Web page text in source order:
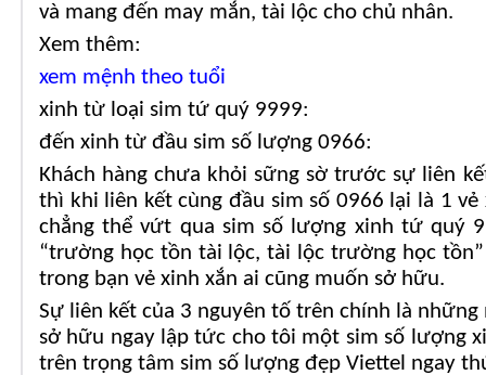
và mang đến may mắn, tài lộc cho chủ nhân.
Xem thêm:
xem mệnh theo tuổi
xinh từ loại sim tứ quý 9999:
đến xinh từ đầu sim số lượng 0966:
Khách hàng chưa khỏi sững sờ trước sự liên
thì khi liên kết cùng đầu sim số 0966 lại là 1
chẳng thể vứt qua sim số lượng xinh tứ quý
“trường học tồn tài lộc, tài lộc trường học
trong bạn vẻ xinh xắn ai cũng muốn sở hữu.
Sự liên kết của 3 nguyên tố trên chính là
sở hữu ngay lập tức cho tôi một sim số lượng
trên trọng tâm sim số lượng đẹp Viettel ngay